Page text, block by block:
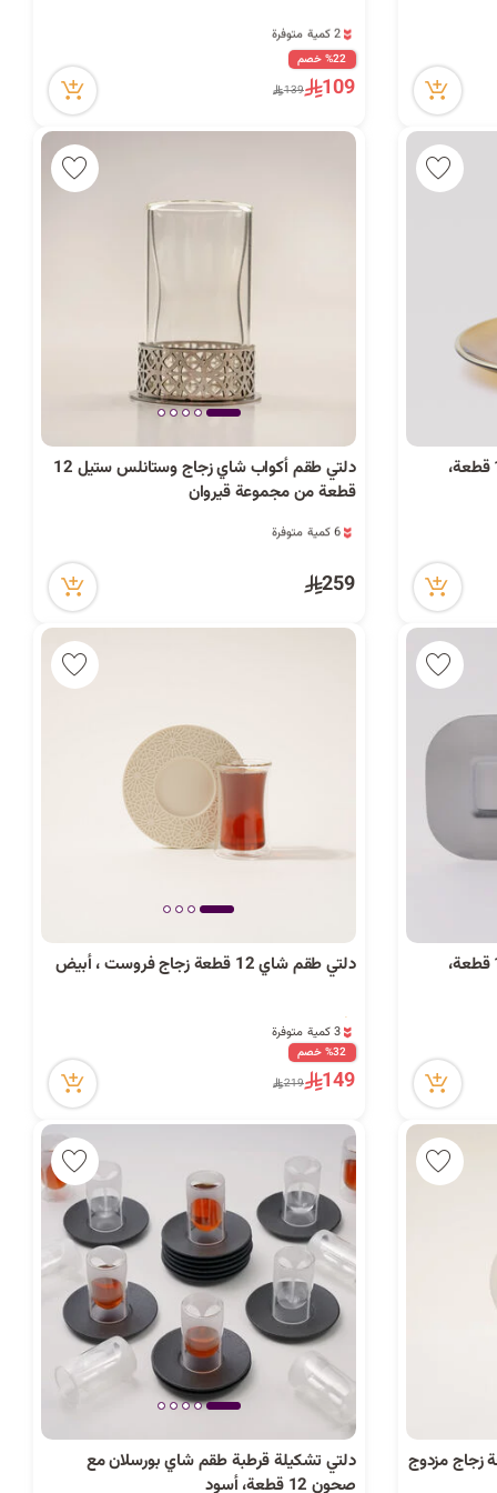
64 مشاهدة مؤخراً
2 كمية متوفرة
64 مشاهدة مؤخراً
%22 خصم
109
139
دلتي طقم شاي زجاج مع صحون 12 قطعة،
دلتي طقم أكواب شاي زجاج وستانلس ستيل 12
قطعة من مجموعة قيروان
34 مشاهدة مؤخراً
34 مشاهدة مؤخراً
259
دلتي طقم شاي زجاج مع صحون 12 قطعة،
دلتي طقم شاي 12 قطعة زجاج فروست ، أبيض
20 مشاهدة مؤخراً
3 كمية متوفرة
20 مشاهدة مؤخراً
%32 خصم
149
219
مع صحون 12 قطعة زجاج مزدوج
دلتي تشكيلة قرطبة طقم شاي بورسلان مع
صحون 12 قطعة، أسود